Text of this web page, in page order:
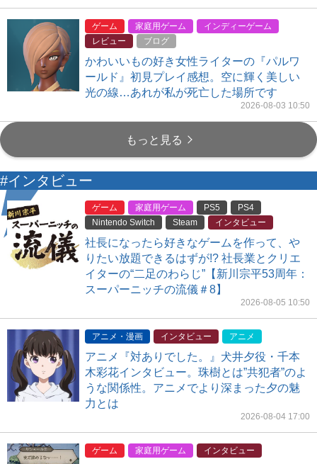
ゲーム 家庭用ゲーム
インディーゲーム
レビュー
ブログ
かわいいもの好き女性ライターの『パルワ
ールド』初見プレイ感想。空に輝く美しい
光の線…あれが私が死亡した場所です
2026-08-03 10:50
もっと見る
#インタビュー
ゲーム 家庭用ゲーム PS5
PS4
Nintendo Switch
Steam インタビュー
社長になったら好きなゲームを作って、や
りたい放題できるはずが!? 社長業とクリエ
イターの“二足のわらじ”【新川宗平53周年：
スーパーニッチの流儀＃8】
2026-08-05 10:50
アニメ・漫画 インタビュー アニメ
アニメ『対ありでした。』犬井夕役・千本
木彩花インタビュー。珠樹とは”共犯者”のよ
うな関係性。アニメでより深まった夕の魅
力とは
2026-08-04 17:00
ゲーム 家庭用ゲーム インタビュー